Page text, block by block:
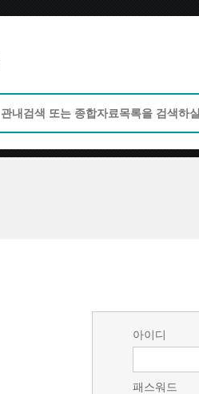
아이디
패스워드